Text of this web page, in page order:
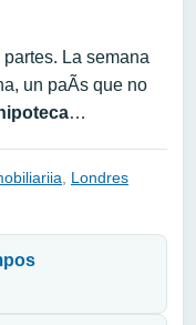
La semana
un paÃ­s que no
hipoteca…
Londres